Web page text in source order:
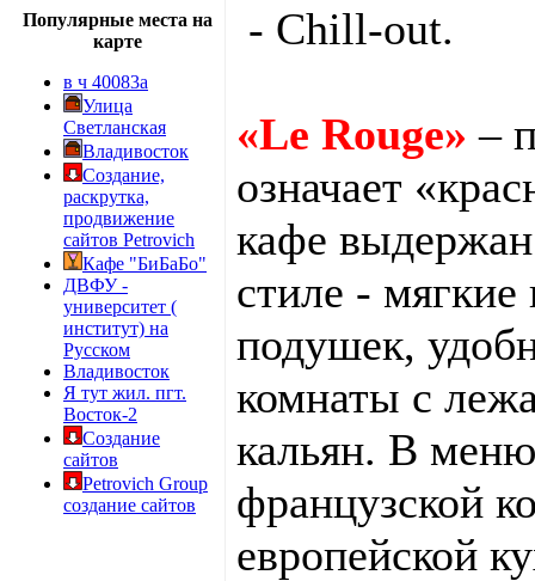
Популярные места на
карте
в ч 40083а
Улица
Светланская
Владивосток
Создание,
раскрутка,
продвижение
сайтов Petrovich
Кафе "БиБаБо"
ДВФУ -
университет (
институт) на
Русском
Владивосток
Я тут жил. пгт.
Восток-2
Создание
сайтов
Petrovich Group
создание сайтов
- Сhill-out.
«Le Rouge» –
означает
кафе
стиле -
подушек,
комнаты с
кальян. В
французской
европейской